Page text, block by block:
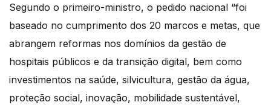
Segundo o primeiro-ministro, o pedido nacional “foi
baseado no cumprimento dos 20 marcos e metas, que
abrangem reformas nos domínios da gestão de
hospitais públicos e da transição digital, bem como
investimentos na saúde, silvicultura, gestão da água,
proteção social, inovação, mobilidade sustentável,